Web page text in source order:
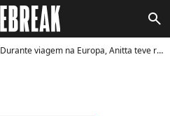
search
Durante viagem na Europa, Anitta teve relógio roubado - Foto